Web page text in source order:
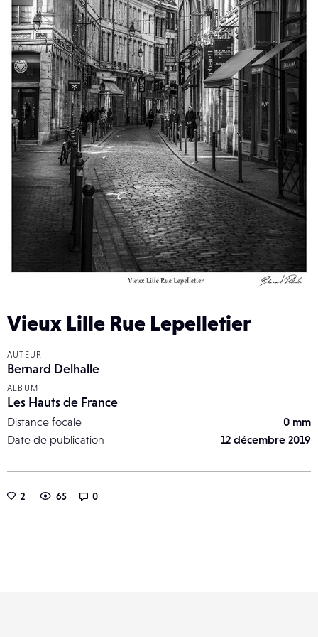
Vieux Lille Rue Lepelletier
AUTEUR
Bernard Delhalle
ALBUM
Les Hauts de France
Distance focale
0 mm
Date de publication
12 décembre 2019
2 65 0